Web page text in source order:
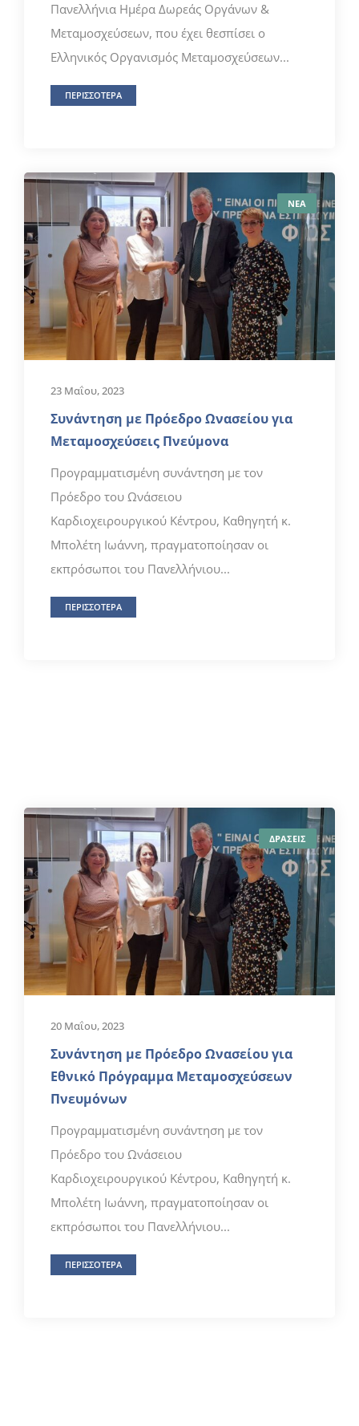
Πανελλήνια Ημέρα Δωρεάς Οργάνων &
Μεταμοσχεύσεων, που έχει θεσπίσει ο
Ελληνικός Οργανισμός Μεταμοσχεύσεων...
ΠΕΡΙΣΣΟΤΕΡΑ
ΝΕΑ
23 Μαΐου, 2023
Συνάντηση με Πρόεδρο Ωνασείου για
Μεταμοσχεύσεις Πνεύμονα
Προγραμματισμένη συνάντηση με τον
Πρόεδρο του Ωνάσειου
Καρδιοχειρουργικού Κέντρου, Καθηγητή κ.
Μπολέτη Ιωάννη, πραγματοποίησαν οι
εκπρόσωποι του Πανελλήνιου...
ΠΕΡΙΣΣΟΤΕΡΑ
ΔΡΑΣΕΙΣ
20 Μαΐου, 2023
Συνάντηση με Πρόεδρο Ωνασείου για
Εθνικό Πρόγραμμα Μεταμοσχεύσεων
Πνευμόνων
Προγραμματισμένη συνάντηση με τον
Πρόεδρο του Ωνάσειου
Καρδιοχειρουργικού Κέντρου, Καθηγητή κ.
Μπολέτη Ιωάννη, πραγματοποίησαν οι
εκπρόσωποι του Πανελλήνιου...
ΠΕΡΙΣΣΟΤΕΡΑ